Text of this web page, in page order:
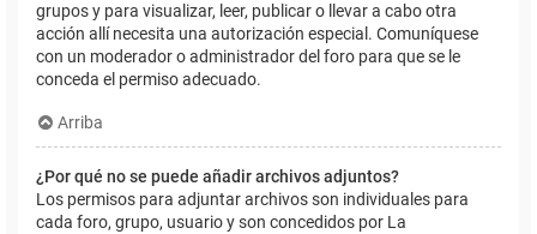
grupos y para visualizar, leer, publicar o llevar a cabo otra
acción allí necesita una autorización especial. Comuníquese
con un moderador o administrador del foro para que se le
conceda el permiso adecuado.
Arriba
¿Por qué no se puede añadir archivos adjuntos?
Los permisos para adjuntar archivos son individuales para
cada foro, grupo, usuario y son concedidos por La